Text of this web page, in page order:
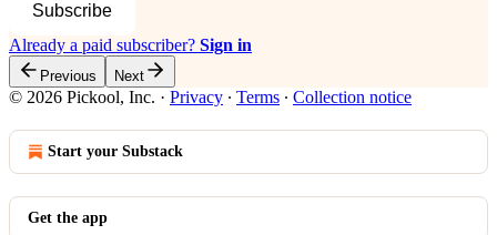
Subscribe
Already a paid subscriber? Sign in
Previous Next
© 2026 Pickool, Inc. · Privacy ∙ Terms ∙ Collection notice
Start your Substack
Get the app